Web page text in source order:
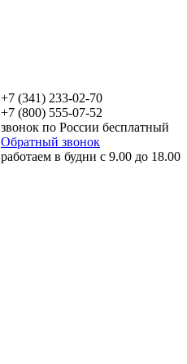
+7 (341) 233-02-70
+7 (800) 555-07-52
звонок по России бесплатный
Обратный звонок
работаем в будни с 9.00 до 18.00